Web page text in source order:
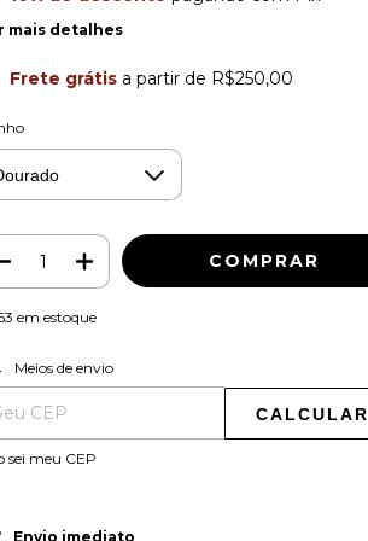
mais detalhes
Frete grátis a partir de R$250,00
em estoque
para o CEP:
Meios de envio
CALCULAR
sei meu CEP
Envio imediato